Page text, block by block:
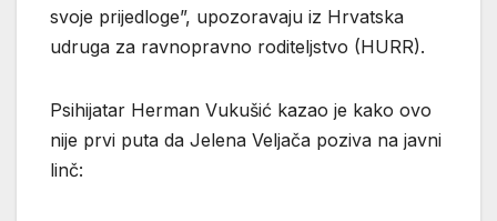
svoje prijedloge”, upozoravaju iz Hrvatska
udruga za ravnopravno roditeljstvo (HURR).
Psihijatar Herman Vukušić kazao je kako ovo
nije prvi puta da Jelena Veljača poziva na javni
linč: